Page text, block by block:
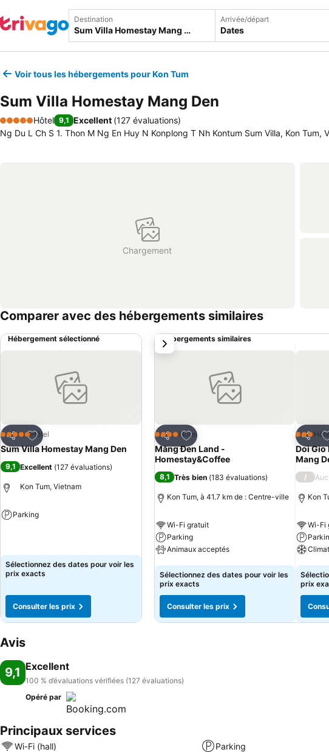
Destination Arrivée/départ
Dates
Voir tous les hébergements pour Kon Tum
Sum Villa Homestay Mang Den
5 Étoiles
Hôtel 9,1 Excellent (127 évaluations)
Ng Du L Ch S 1. Thon M Ng En Huy N Konplong T Nh Kontum Sum Villa, Kon Tum,
Chargement
Comparer avec des hébergements similaires
Hébergement sélectionné
Partager
Ajouter à mes favoris
5 Étoiles Hôtel
Sum Villa Homestay Mang Den
9,1 Excellent (127 évaluations)
Kon Tum, Vietnam
Parking
Sélectionnez des dates pour voir les
prix exacts
Consulter les prix
Hébergements similaires
Partager
Ajouter à mes favoris
4 ÉtoilesHôtel
Măng Đen Land -
Homestay&Coffee
8,1 Très bien (183 évaluations)
Kon Tum, à 41.7 km de : Centre-ville
Wi-Fi gratuit
Parking
Animaux acceptés
Consulter les prix
Sélectionnez des dates pour voir les
prix exacts
Consulter les prix
3 Étoiles
Doi Gio
Mang
/
Kon
Wi-Fi
prix
suivant
Avis
9,1 Excellent
100 % d’évaluations vérifiées (127 évaluations)
Opéré par
Principaux services
Wi-Fi (hall)
Parking